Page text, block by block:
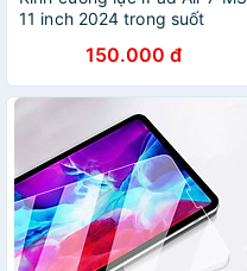
11 inch 2024 trong suốt
150.000 đ